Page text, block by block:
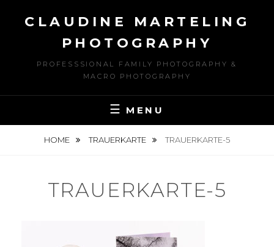
CLAUDINE MARTELING
PHOTOGRAPHY
PROFESSSIONAL FAMILY PHOTOGRAPHY &
MACRO PHOTOGRAPHY
MENU
HOME TRAUERKARTE TRAUERKARTE-5
TRAUERKARTE-5